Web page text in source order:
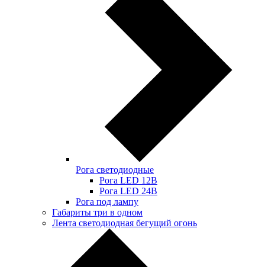
Рога светодиодные
Рога LED 12В
Рога LED 24В
Рога под лампу
Габариты три в одном
Лента светодиодная бегущий огонь